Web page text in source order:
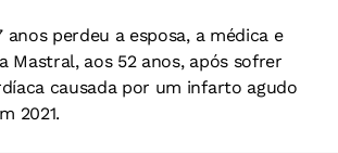
anos perdeu a esposa, a médica e
Mastral, aos 52 anos, após sofrer
causada por um infarto agudo
2021.